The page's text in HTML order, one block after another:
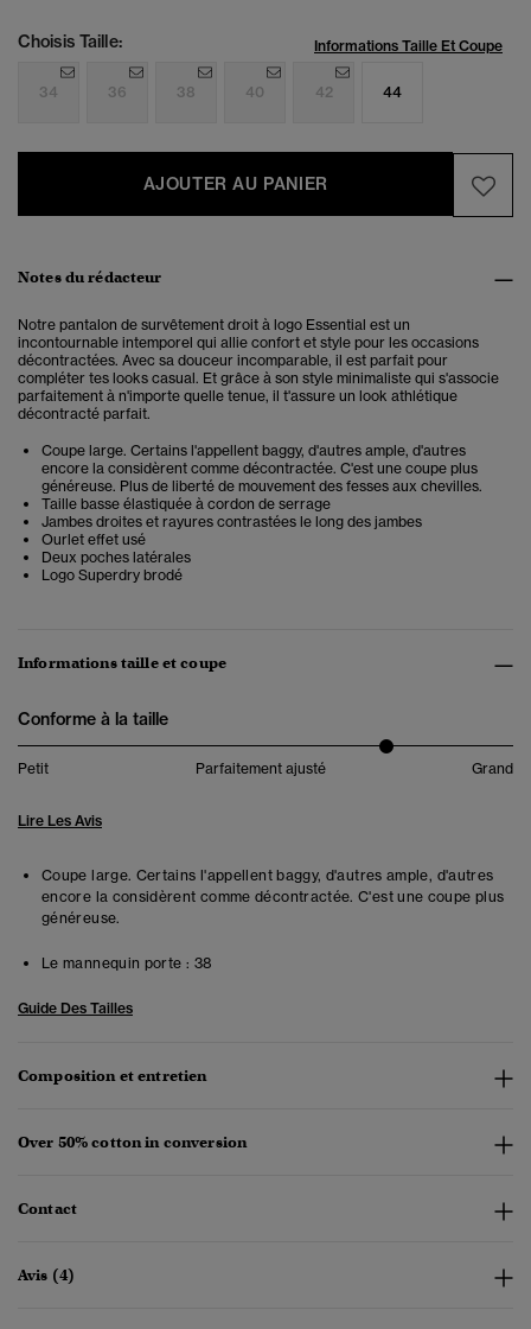
Choisis Taille: Informations Taille Et Coupe
34 36 38 40 42 44
AJOUTER AU PANIER
Notes du rédacteur
Notre pantalon de survêtement droit à logo Essential est un
incontournable intemporel qui allie confort et style pour les occasions
décontractées. Avec sa douceur incomparable, il est parfait pour
compléter tes looks casual. Et grâce à son style minimaliste qui s'associe
parfaitement à n'importe quelle tenue, il t'assure un look athlétique
décontracté parfait.
Coupe large. Certains l'appellent baggy, d'autres ample, d'autres
encore la considèrent comme décontractée. C'est une coupe plus
généreuse. Plus de liberté de mouvement des fesses aux chevilles.
Taille basse élastiquée à cordon de serrage
Jambes droites et rayures contrastées le long des jambes
Ourlet effet usé
Deux poches latérales
Logo Superdry brodé
Informations taille et coupe
Conforme à la taille
Petit Parfaitement ajusté Grand
Lire Les Avis
Coupe large. Certains l'appellent baggy, d'autres ample, d'autres
encore la considèrent comme décontractée. C'est une coupe plus
généreuse.
Le mannequin porte : 38
Guide Des Tailles
Composition et entretien
Over 50% cotton in conversion
Contact
Avis (4)